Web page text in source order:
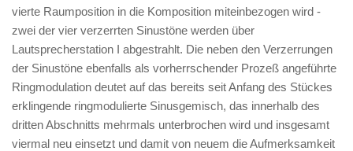
vierte Raumposition in die Komposition miteinbezogen wird -
zwei der vier verzerrten Sinustöne werden über
Lautsprecherstation I abgestrahlt. Die neben den Verzerrungen
der Sinustöne ebenfalls als vorherrschender Prozeß angeführte
Ringmodulation deutet auf das bereits seit Anfang des Stückes
erklingende ringmodulierte Sinusgemisch, das innerhalb des
dritten Abschnitts mehrmals unterbrochen wird und insgesamt
viermal neu einsetzt und damit von neuem die Aufmerksamkeit